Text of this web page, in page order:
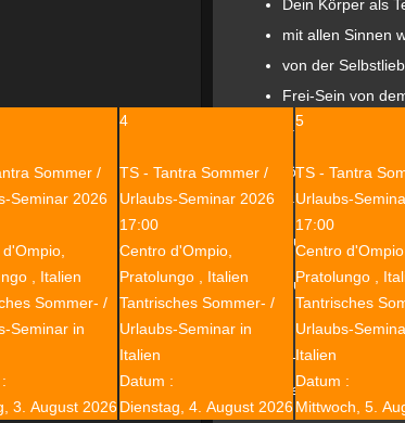
Sommer /
Seminar 2026
, Italien
Sommer- /
Seminar in
3. August 2026
4
TS - Tantra Sommer /
Urlaubs-Seminar 2026
17:00
Centro d'Ompio,
Pratolungo , Italien
Tantrisches Sommer- /
Urlaubs-Seminar in
Italien
Datum :
Dienstag, 4. August 2026
5
TS - Tantra
Urlaubs-
17:00
Centro d'Ompio,
Pratolungo ,
Tantrisches
Urlaubs-
Italien
Datum :
Mittwoch, 5.
Dein Körper als
mit allen Sinnen
von der
Frei-Sein von
u.v.a.m. -
Wir möchten all diese
Achtsamkeit.
Wir freuen uns, wenn
Wir freuen uns auf
*) zzgl. Unterkunft
Bitte beachte: Dieses